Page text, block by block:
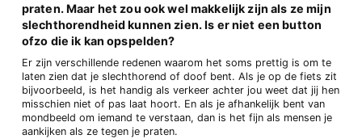
praten. Maar het zou ook wel makkelijk zijn als ze mijn
slechthorendheid kunnen zien. Is er niet een button
ofzo die ik kan opspelden?
Er zijn verschillende redenen waarom het soms prettig is om te
laten zien dat je slechthorend of doof bent. Als je op de fiets zit
bijvoorbeeld, is het handig als verkeer achter jou weet dat jij hen
misschien niet of pas laat hoort. En als je afhankelijk bent van
mondbeeld om iemand te verstaan, dan is het fijn als mensen je
aankijken als ze tegen je praten.